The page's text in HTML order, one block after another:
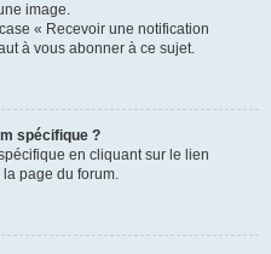
image.
« Recevoir une notification
à vous abonner à ce sujet.
spécifique ?
en cliquant sur le lien
la page du forum.